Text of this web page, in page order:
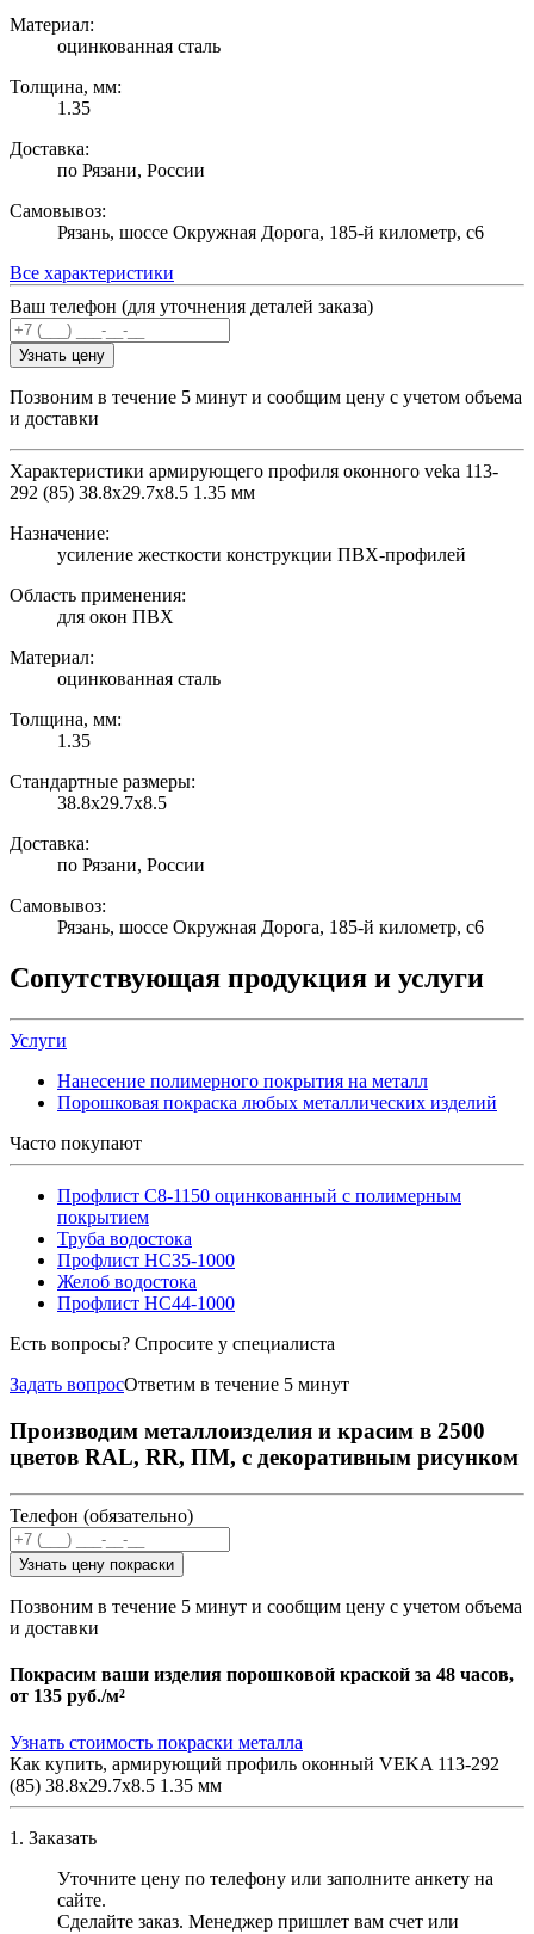
Материал:
оцинкованная сталь
Толщина, мм:
1.35
Доставка:
по Рязани, России
Самовывоз:
Рязань, шоссе Окружная Дорога, 185-й километр, с6
Все характеристики
Ваш телефон (для уточнения деталей заказа)
Узнать цену
Позвоним в течение 5 минут и сообщим цену с учетом объема
и доставки
Характеристики армирующего профиля оконного veka 113-
292 (85) 38.8х29.7х8.5 1.35 мм
Назначение:
усиление жесткости конструкции ПВХ-профилей
Область применения:
для окон ПВХ
Материал:
оцинкованная сталь
Толщина, мм:
1.35
Стандартные размеры:
38.8х29.7х8.5
Доставка:
по Рязани, России
Самовывоз:
Рязань, шоссе Окружная Дорога, 185-й километр, с6
Сопутствующая продукция и услуги
Услуги
Нанесение полимерного покрытия на металл
Порошковая покраска любых металлических изделий
Часто покупают
Профлист С8-1150 оцинкованный с полимерным
покрытием
Труба водостока
Профлист НС35-1000
Желоб водостока
Профлист НС44-1000
Есть вопросы? Спросите у специалиста
Задать вопросОтветим в течение 5 минут
Производим металлоизделия и красим в 2500
цветов RAL, RR, ПМ, с декоративным рисунком
Телефон (обязательно)
Узнать цену покраски
Позвоним в течение 5 минут и сообщим цену с учетом объема
и доставки
Покрасим ваши изделия порошковой краской за 48 часов,
от 135 руб./м²
Узнать стоимость покраски металла
Как купить, армирующий профиль оконный VEKA 113-292
(85) 38.8х29.7х8.5 1.35 мм
1. Заказать
Уточните цену по телефону или заполните анкету на
сайте.
Сделайте заказ. Менеджер пришлет вам счет или